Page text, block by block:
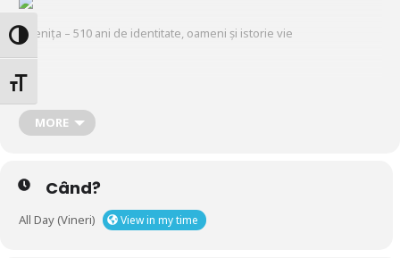
Glisor nivel contrast
Glisor mărime font
Oltenița – 510 ani de identitate, oameni și istorie vie
Pe 13 aprilie 1515, numele Olteniței apărea pentru prima dată într-
un document oficial, semnat de însuși Neagoe Basarab. 510 ani mai
MORE
Când?
All Day (Vineri) View in my time